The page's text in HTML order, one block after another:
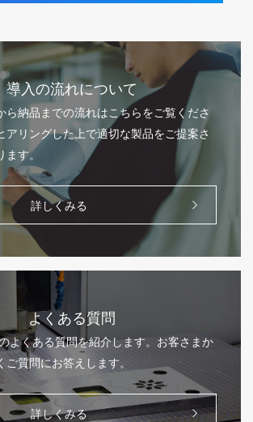
導入の流れについて
ら納品までの流れはこちらをご覧くださ
アリングした上で適切な製品をご提案さ
ます。
詳しくみる
よくある質問
よくある質問を紹介します。お客さまか
質問にお答えします。
詳しくみる